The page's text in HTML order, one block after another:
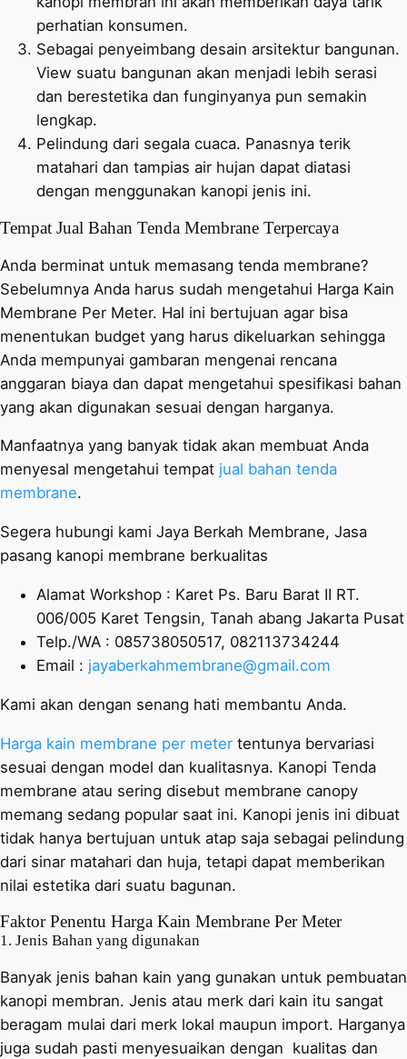
perhatian konsumen.
Sebagai penyeimbang desain arsitektur bangunan.
View suatu bangunan akan menjadi lebih serasi
dan berestetika dan funginyanya pun semakin
lengkap.
Pelindung dari segala cuaca. Panasnya terik
matahari dan tampias air hujan dapat diatasi
dengan menggunakan kanopi jenis ini.
Tempat Jual Bahan Tenda Membrane Terpercaya
Anda berminat untuk memasang tenda membrane?
Sebelumnya Anda harus sudah mengetahui Harga Kain
Membrane Per Meter. Hal ini bertujuan agar bisa
menentukan budget yang harus dikeluarkan sehingga
Anda mempunyai gambaran mengenai rencana
anggaran biaya dan dapat mengetahui spesifikasi bahan
yang akan digunakan sesuai dengan harganya.
Manfaatnya yang banyak tidak akan membuat Anda
menyesal mengetahui tempat jual bahan tenda
membrane.
Segera hubungi kami Jaya Berkah Membrane, Jasa
pasang kanopi membrane berkualitas
Alamat Workshop : Karet Ps. Baru Barat II RT.
006/005 Karet Tengsin, Tanah abang Jakarta Pusat
Telp./WA : 085738050517, 082113734244
Email : jayaberkahmembrane@gmail.com
Kami akan dengan senang hati membantu Anda.
Harga kain membrane per meter tentunya bervariasi
sesuai dengan model dan kualitasnya. Kanopi Tenda
membrane atau sering disebut membrane canopy
memang sedang popular saat ini. Kanopi jenis ini dibuat
tidak hanya bertujuan untuk atap saja sebagai pelindung
dari sinar matahari dan huja, tetapi dapat memberikan
nilai estetika dari suatu bagunan.
Faktor Penentu Harga Kain Membrane Per Meter
1. Jenis Bahan yang digunakan
Banyak jenis bahan kain yang gunakan untuk pembuatan
kanopi membran. Jenis atau merk dari kain itu sangat
beragam mulai dari merk lokal maupun import. Harganya
juga sudah pasti menyesuaikan dengan kualitas dan